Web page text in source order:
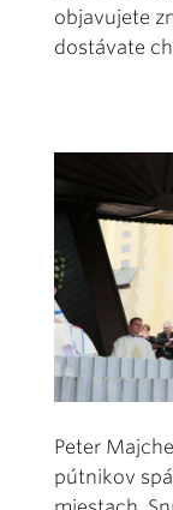
objavujete
dostávate
Peter
pútnikov